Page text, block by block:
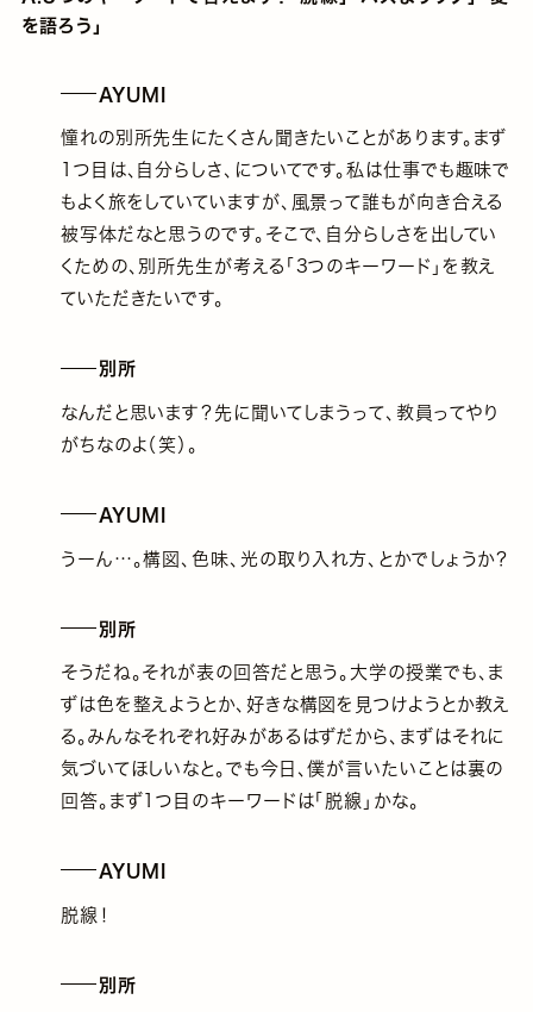
を語ろう」
AYUMI
憧れの別所先生にたくさん聞きたいことがあります。まず
1つ目は、自分らしさ、についてです。私は仕事でも趣味で
もよく旅をしていていますが、風景って誰もが向き合える
被写体だなと思うのです。そこで、自分らしさを出してい
くための、別所先生が考える「3つのキーワード」を教え
ていただきたいです。
別所
なんだと思います？先に聞いてしまうって、教員ってやり
がちなのよ（笑）。
AYUMI
うーん…。構図、色味、光の取り入れ方、とかでしょうか？
別所
そうだね。それが表の回答だと思う。大学の授業でも、ま
ずは色を整えようとか、好きな構図を見つけようとか教え
る。みんなそれぞれ好みがあるはずだから、まずはそれに
気づいてほしいなと。でも今日、僕が言いたいことは裏の
回答。まず1つ目のキーワードは「脱線」かな。
AYUMI
脱線！
別所